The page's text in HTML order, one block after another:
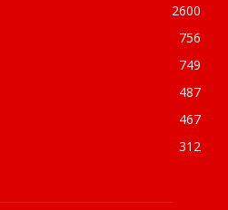
2600
756
749
487
467
312